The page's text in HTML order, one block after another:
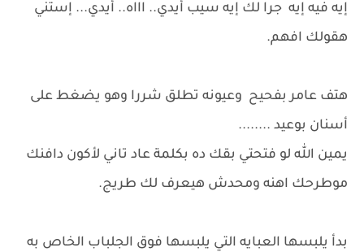
إيه فيه إيه جرا لك إيه سيب أيدي.. اااه.. أيدي... إستني
هقولك افهم.
هتف عامر بفحيح وعيونه تطلق شررا وهو يضغط على
أسنان بوعيد ........
يمين الله لو فتحتي بقك ده بكلمة عاد تاني لأكون دافنك
موطرحك اهنه ومحدش هيعرف لك طريج.
بدأ يلبسها العبايه التي يلبسها فوق الجلباب الخاص به